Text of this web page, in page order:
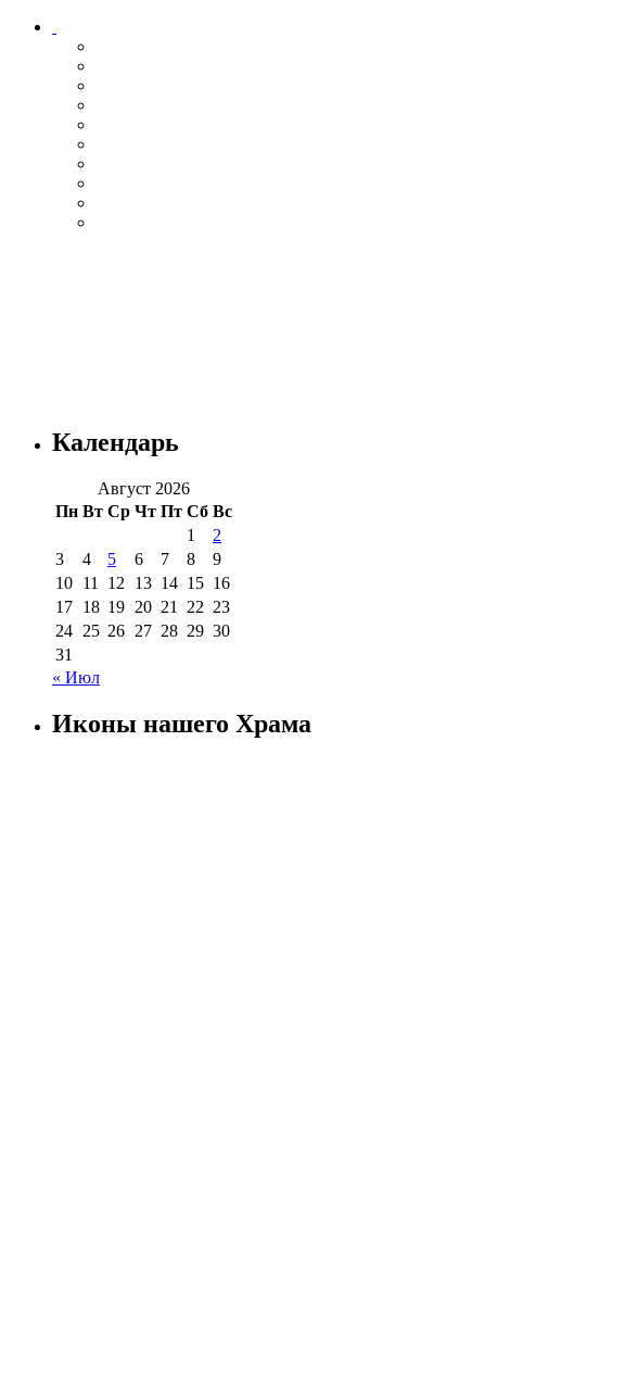
Календарь
Август 2026
Пн Вт Ср Чт Пт Сб Вс
1
2
3
4 5 6 7 8
9
10 11 12 13 14 15 16
17 18 19 20 21 22 23
24 25 26 27 28 29 30
31
« Июл
Иконы нашего Храма